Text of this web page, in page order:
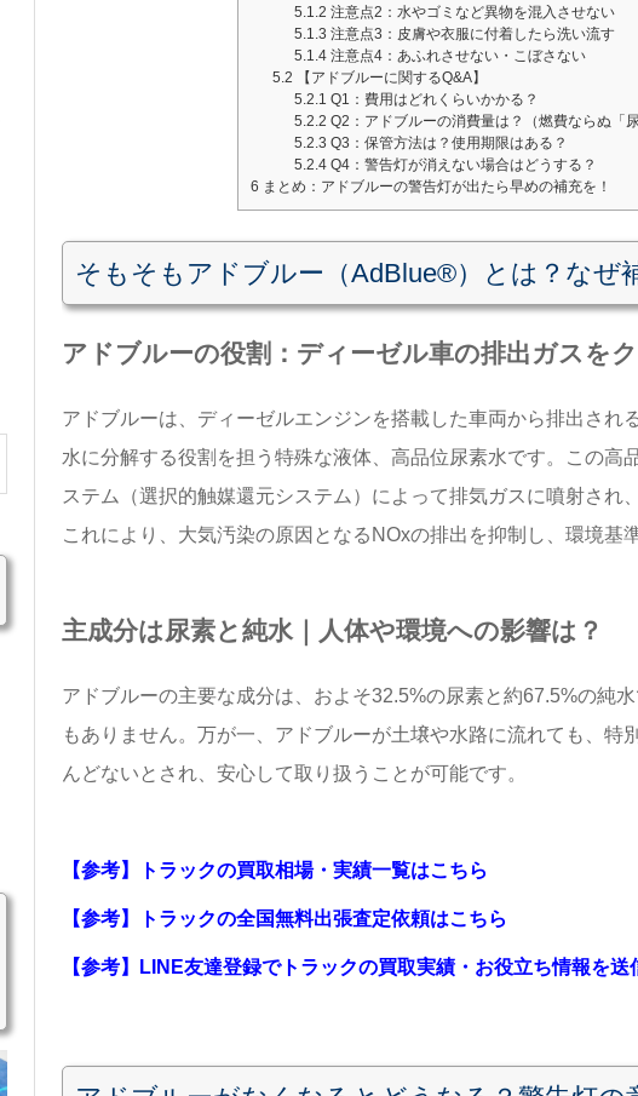
5.1.2 注意点2：水やゴミなど異物を混入させない
5.1.3 注意点3：皮膚や衣服に付着したら洗い流す
5.1.4注意点4：あふれさせない・こぼさない
5.2 【アドブルーに関するQ&A】
5.2.1 Q1：費用はどれくらいかかる？
5.2.2 Q2：アドブルーの消費量は？（燃費ならぬ「尿
5.2.3 Q3：保管方法は？使用期限はある？
5.2.4Q4：警告灯が消えない場合はどうする？
6 まとめ：アドブルーの警告灯が出たら早めの補充を！
そもそもアドブルー（AdBlue®）とは？なぜ
アドブルーの役割：ディーゼル車の排出ガスを
アドブルーは、ディーゼルエンジンを搭載した車両から排出され
水に分解する役割を担う特殊な液体、高品位尿素水です。この
ステム（選択的触媒還元システム）によって排気ガスに噴射され
これにより、大気汚染の原因となるNOxの排出を抑制し、環境基
主成分は尿素と純水｜人体や環境への影響は？
アドブルーの主要な成分は、およそ32.5%の尿素と約67.5%の純
もありません。万が一、アドブルーが土壌や水路に流れても、特
んどないとされ、安心して取り扱うことが可能です。
【参考】トラックの買取相場・実績一覧はこちら
【参考】トラックの全国無料出張査定依頼はこちら
【参考】LINE友達登録でトラックの買取実績・お役立ち情報を送